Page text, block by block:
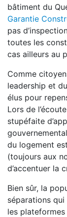
bâtiment du
Garantie
pas
toutes les
cas ailleurs au
Comme
leadership et
élus pour
Lors de
stupéfaite
du logement
(toujours aux
d’accentuer la
Bien sûr, la
séparations qui
les